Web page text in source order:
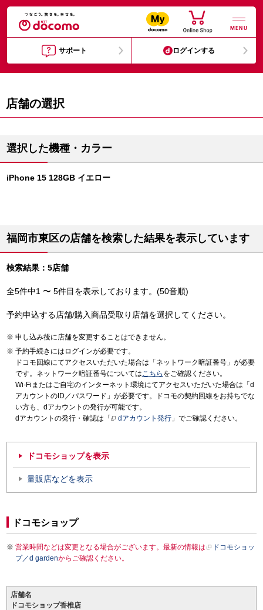
MENU
サポート ログインする
店舗の選択
選択した機種・カラー
iPhone 15 128GB イエロー
福岡市東区の店舗を検索した結果を表示しています
検索結果：5店舗
全5件中1 〜 5件目を表示しております。(50音順)
予約申込する店舗/購入商品受取り店舗を選択してください。
申し込み後に店舗を変更することはできません。
予約手続きにはログインが必要です。
ドコモ回線にてアクセスいただいた場合は「ネットワーク暗証番号」が必要
です。ネットワーク暗証番号についてはこちら をご確認ください。
Wi-Fiまたはご自宅のインターネット環境にてアクセスいただいた場合は「d
アカウントのID／パスワード」が必要です。ドコモの契約回線をお持ちでな
い方も、dアカウントの発行が可能です。
dアカウントの発行・確認は「
dアカウント発行 」でご確認ください。
ドコモショップを表示
量販店などを表示
ドコモショップ
営業時間などは変更となる場合がございます。最新の情報は
ドコモショッ
プ／d gardenからご確認ください。
店舗名
ドコモショップ香椎店